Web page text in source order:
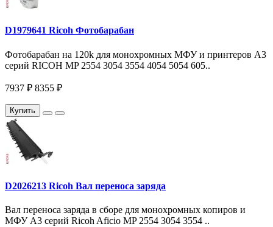
D1979641 Ricoh Фотобарабан
Фотобарабан на 120k для монохромных МФУ и принтеров A3
серий RICOH MP 2554 3054 3554 4054 5054 605..
7937 ₽ 8355 ₽
Купить
D2026213 Ricoh Вал переноса заряда
Вал переноса заряда в сборе для монохромных копиров и
МФУ A3 серий Ricoh Aficio MP 2554 3054 3554 ..